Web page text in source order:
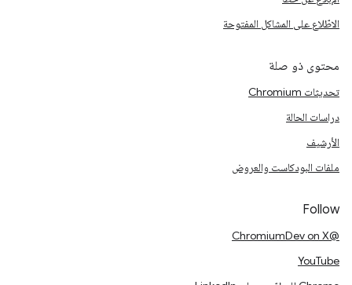
الاطّلاع على المشاكل المفتوحة
محتوى ذو صلة
تحديثات Chromium
دراسات الحالة
الأرشيف
ملفات البودكاست والعروض
Follow
@ChromiumDev on X
YouTube